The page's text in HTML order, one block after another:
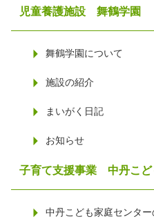
児童養護施設 舞鶴学園
舞鶴学園について
施設の紹介
まいがく日記
お知らせ
子育て支援事業 中丹こ
中丹こども家庭センター